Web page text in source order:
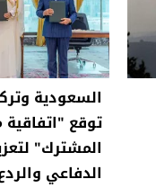
السعودية
توقع "اتفاقية
المشترك"
الدفاعي